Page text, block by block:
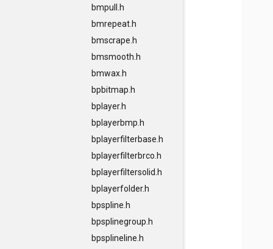
bmpull.h
bmrepeat.h
bmscrape.h
bmsmooth.h
bmwax.h
bpbitmap.h
bplayer.h
bplayerbmp.h
bplayerfilterbase.h
bplayerfilterbrco.h
bplayerfiltersolid.h
bplayerfolder.h
bpspline.h
bpsplinegroup.h
bpsplineline.h